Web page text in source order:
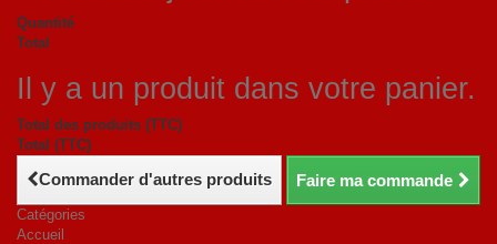
Quantité
Total
Il y a un produit dans votre panier.
Total des produits (TTC)
Total (TTC)
Commander d'autres produits Faire ma commande
Catégories
Accueil